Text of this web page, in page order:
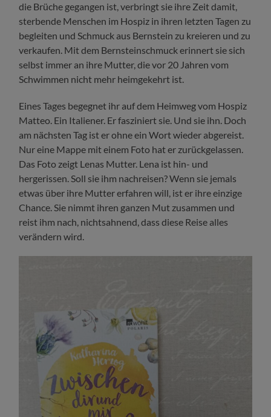
die Brüche gegangen ist, verbringt sie ihre Zeit damit,
sterbende Menschen im Hospiz in ihren letzten Tagen zu
begleiten und Schmuck aus Bernstein zu kreieren und zu
verkaufen. Mit dem Bernsteinschmuck erinnert sie sich
selbst immer an ihre Mutter, die vor 20 Jahren vom
Schwimmen nicht mehr heimgekehrt ist.
Eines Tages begegnet ihr auf dem Heimweg vom Hospiz
Matteo. Ein Italiener. Er fasziniert sie. Und sie ihn. Doch
am nächsten Tag ist er ohne ein Wort wieder abgereist.
Nur eine Mappe mit einem Foto hat er zurückgelassen.
Das Foto zeigt Lenas Mutter. Lena ist hin- und
hergerissen. Soll sie ihm nachreisen? Wenn sie jemals
etwas über ihre Mutter erfahren will, ist er ihre einzige
Chance. Sie nimmt ihren ganzen Mut zusammen und
reist ihm nach, nichtsahnend, dass diese Reise alles
verändern wird.